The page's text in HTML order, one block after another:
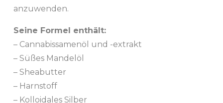
anzuwenden.
Seine Formel enthält:
– Cannabissamenöl und -extrakt
– Süßes Mandelöl
– Sheabutter
– Harnstoff
– Kolloidales Silber